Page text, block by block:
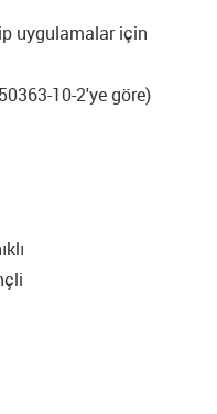
uygulamalar için
10-2'ye göre)